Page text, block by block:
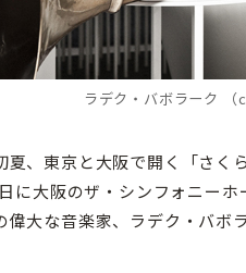
ラデク・バボラーク
、東京と大阪で開く「さく
に大阪のザ・シンフォニー
偉大な音楽家、ラデク・バ